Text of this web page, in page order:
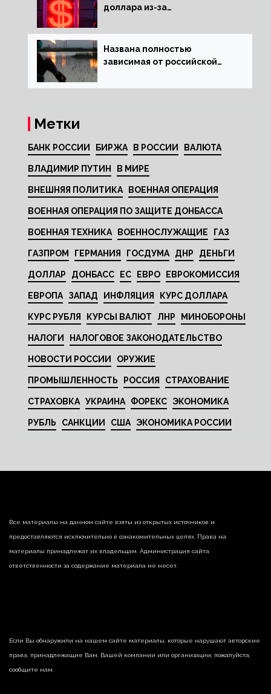
доллара из-за
Названа полностью
зависимая от российской
Метки
БАНК РОССИИ БИРЖА В РОССИИ ВАЛЮТА
ВЛАДИМИР ПУТИН В МИРЕ
ВНЕШНЯЯ ПОЛИТИКА ВОЕННАЯ ОПЕРАЦИЯ
ВОЕННАЯ ОПЕРАЦИЯ ПО ЗАЩИТЕ ДОНБАССА
ВОЕННАЯ ТЕХНИКА ВОЕННОСЛУЖАЩИЕ ГАЗ
ГАЗПРОМ ГЕРМАНИЯ ГОСДУМА ДНР ДЕНЬГИ
ДОЛЛАР ДОНБАСС ЕС ЕВРО ЕВРОКОМИССИЯ
ЕВРОПА ЗАПАД ИНФЛЯЦИЯ КУРС ДОЛЛАРА
КУРС РУБЛЯ КУРСЫ ВАЛЮТ ЛНР МИНОБОРОНЫ
НАЛОГИ НАЛОГОВОЕ ЗАКОНОДАТЕЛЬСТВО
НОВОСТИ РОССИИ ОРУЖИЕ
ПРОМЫШЛЕННОСТЬ РОССИЯ СТРАХОВАНИЕ
СТРАХОВКА УКРАИНА ФОРЕКС ЭКОНОМИКА
РУБЛЬ САНКЦИИ США ЭКОНОМИКА РОССИИ
Все материалы на данном сайте взяты из открытых источников и
предоставляются исключительно в ознакомительных целях. Права на
материалы принадлежат их владельцам. Администрация сайта
ответственности за содержание материала не несет.
Если Вы обнаружили на нашем сайте материалы, которые нарушают авторские
права, принадлежащие Вам, Вашей компании или организации, пожалуйста,
сообщите нам.